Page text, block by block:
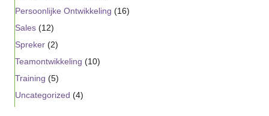
Persoonlijke Ontwikkeling (16)
Sales (12)
Spreker (2)
Teamontwikkeling (10)
Training (5)
Uncategorized (4)